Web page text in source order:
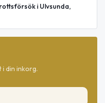
i Ulvsunda,
i din inkorg.